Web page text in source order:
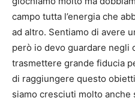
campo tutta l’energia che
ad altro. Sentiamo di avere
però io devo guardare negli
trasmettere grande fiducia
di raggiungere questo
siamo cresciuti molto anche